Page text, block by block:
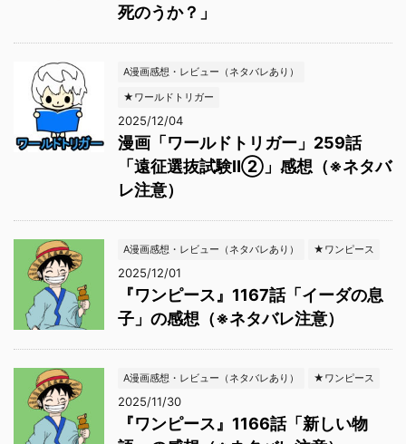
死のうか？」
A漫画感想・レビュー（ネタバレあり）
★ワールドトリガー
2025/12/04
漫画「ワールドトリガー」259話
「遠征選抜試験Ⅱ②」感想（※ネタバ
レ注意）
A漫画感想・レビュー（ネタバレあり） ★ワンピース
2025/12/01
『ワンピース』1167話「イーダの息
子」の感想（※ネタバレ注意）
A漫画感想・レビュー（ネタバレあり） ★ワンピース
2025/11/30
『ワンピース』1166話「新しい物